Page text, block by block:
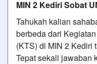
MIN 2 Kediri Sobat
Tahukah kalian
berbeda dari
(KTS) di MIN 2 Kediri
Tepat sekali jawaban